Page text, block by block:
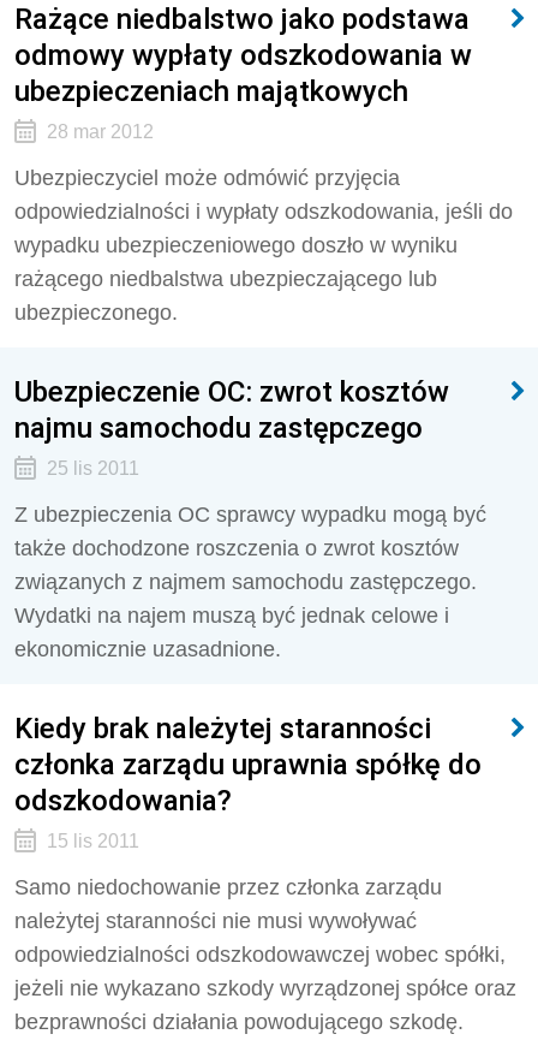
Rażące niedbalstwo jako podstawa
odmowy wypłaty odszkodowania w
ubezpieczeniach majątkowych
28 mar 2012
Ubezpieczyciel może odmówić przyjęcia
odpowiedzialności i wypłaty odszkodowania, jeśli do
wypadku ubezpieczeniowego doszło w wyniku
rażącego niedbalstwa ubezpieczającego lub
ubezpieczonego.
Ubezpieczenie OC: zwrot kosztów
najmu samochodu zastępczego
25 lis 2011
Z ubezpieczenia OC sprawcy wypadku mogą być
także dochodzone roszczenia o zwrot kosztów
związanych z najmem samochodu zastępczego.
Wydatki na najem muszą być jednak celowe i
ekonomicznie uzasadnione.
Kiedy brak należytej staranności
członka zarządu uprawnia spółkę do
odszkodowania?
15 lis 2011
Samo niedochowanie przez członka zarządu
należytej staranności nie musi wywoływać
odpowiedzialności odszkodowawczej wobec spółki,
jeżeli nie wykazano szkody wyrządzonej spółce oraz
bezprawności działania powodującego szkodę.